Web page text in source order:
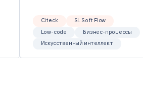
Citeck
SL Soft Flow
Low-code
Бизнес-процессы
Искусственный интеллект